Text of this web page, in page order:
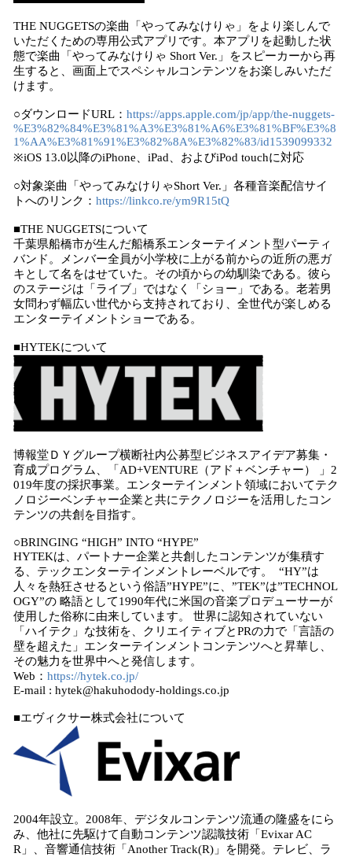
THE NUGGETSの楽曲「やってみなけりゃ」をより楽しんで
いただくための専用公式アプリです。本アプリを起動した状
態で楽曲「やってみなけりゃ Short Ver.」をスピーカーから再
生すると、画面上でスペシャルコンテンツをお楽しみいただ
けます。
○ダウンロードURL： https://apps.apple.com/jp/app/the-nuggets-
%E3%82%84%E3%81%A3%E3%81%A6%E3%81%BF%E3%8
1%AA%E3%81%91%E3%82%8A%E3%82%83/id1539099332
※iOS 13.0以降のiPhone、iPad、およびiPod touchに対応
○対象楽曲「やってみなけりゃShort Ver.」各種音楽配信サイ
トへのリンク： https://linkco.re/ym9R15tQ
■THE NUGGETSについて
千葉県船橋市が生んだ船橋系エンターテイメント型パーティ
バンド。メンバー全員が小学校に上がる前からの近所の悪ガ
キとして名をはせていた。その頃からの幼馴染である。彼ら
のステージは「ライブ」ではなく「ショー」である。老若男
女問わず幅広い世代から支持されており、全世代が楽しめる
エンターテイメントショーである。
■HYTEKについて
博報堂ＤＹグループ横断社内公募型ビジネスアイデア募集・
育成プログラム、「AD+VENTURE（アド＋ベンチャー） 」2
019年度の採択事業。エンターテインメント領域においてテク
ノロジーベンチャー企業と共にテクノロジーを活用したコン
テンツの共創を目指す。
○BRINGING “HIGH” INTO “HYPE”
HYTEKは、パートナー企業と共創したコンテンツが集積す
る、テックエンターテインメントレーベルです。 “HY”は
人々を熱狂させるという俗語”HYPE”に、”TEK”は”TECHNOL
OGY”の 略語として1990年代に米国の音楽プロデューサーが
使用した俗称に由来しています。 世界に認知されていない
「ハイテク」な技術を、クリエイティブとPRの力で「言語の
壁を超えた」エンターテインメントコンテンツへと昇華し、
その魅力を世界中へと発信します。
Web： https://hytek.co.jp/
E-mail : hytek@hakuhodody-holdings.co.jp
■エヴィクサー株式会社について
2004年設立。2008年、デジタルコンテンツ流通の隆盛をにら
み、他社に先駆けて自動コンテンツ認識技術「Evixar AC
R」、音響通信技術「Another Track(R)」を開発。テレビ、ラ